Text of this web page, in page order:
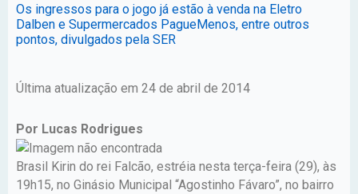
Os ingressos para o jogo já estão à venda na Eletro
Dalben e Supermercados PagueMenos, entre outros
pontos, divulgados pela SER
Última atualização em 24 de abril de 2014
Por Lucas Rodrigues
Brasil Kirin do rei Falcão, estréia nesta terça-feira (29), às
19h15, no Ginásio Municipal “Agostinho Fávaro”, no bairro